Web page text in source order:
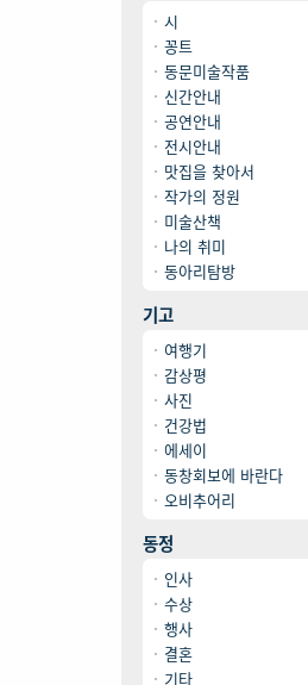
시
꽁트
동문미술작품
신간안내
공연안내
전시안내
맛집을 찾아서
작가의 정원
미술산책
나의 취미
동아리탐방
기고
여행기
감상평
사진
건강법
에세이
동창회보에 바란다
오비추어리
동정
인사
수상
행사
결혼
기타